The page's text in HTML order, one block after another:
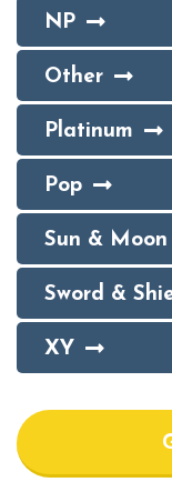
NP
Other
Platinum
Pop
Sun & Moon
Sword &
XY